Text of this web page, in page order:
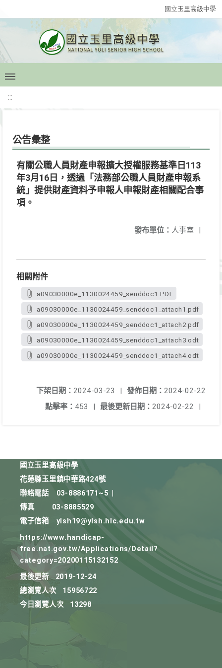
國立玉里高級中學
:::
公告彙整
有關公職人員財產申報擴大授權服務基準日113
年3月16日，透過「法務部公職人員財產申報系
統」提供財產資料予申報人申報財產相關配合事
項。
發布單位： 人事室 |
相關附件
a09030000e_1130024459_senddoc1.PDF
a09030000e_1130024459_senddoc1_attach1.pdf
a09030000e_1130024459_senddoc1_attach2.pdf
a09030000e_1130024459_senddoc1_attach3.odt
a09030000e_1130024459_senddoc1_attach4.odt
發佈日期： 2024-02-22
下架日期： 2024-03-23
|
最後更新日期： 2024-02-22 |
點擊率： 453 |
國立玉里高級中學
花蓮縣玉里鎮中華路424號
聯絡電話
03-8886171~5
傳真
03-8885529
電子信箱
ylsh19@ylsh.hlc.edu.tw
https://www.handicap-
free.nat.gov.tw/Applications/Detail?
category=20200115132152
最後更新
2019-12-24
總瀏覽人次
15956722
今日瀏覽人次
13298